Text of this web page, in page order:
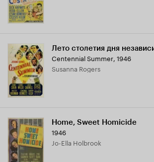
Лето столетия дня
Centennial Summer, 1946
Susanna Rogers
Home, Sweet Homicide
1946
Jo-Ella Holbrook